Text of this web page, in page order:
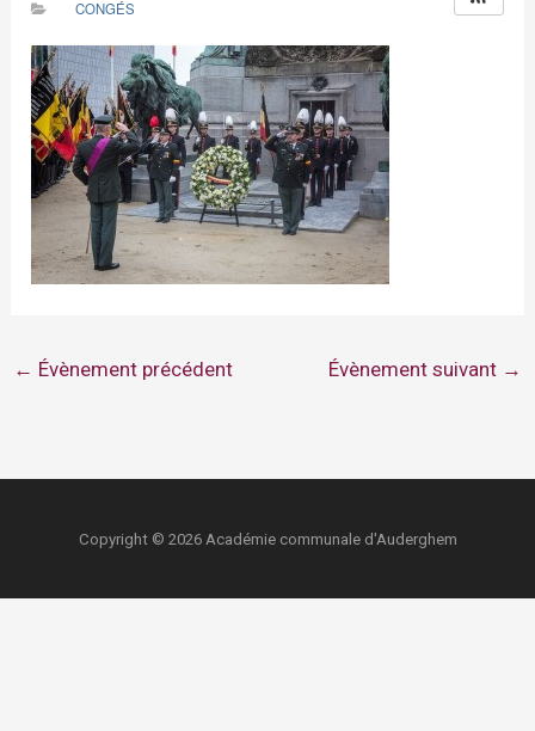
CONGÉS
← Évènement précédent Évènement suivant →
Copyright © 2026 Académie communale d'Auderghem